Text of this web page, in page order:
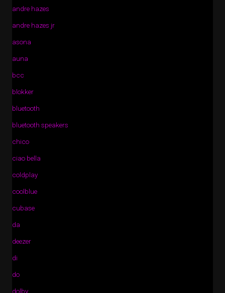
andre hazes
andre hazes jr
asona
auna
bcc
blokker
bluetooth
bluetooth speakers
chico
ciao bella
coldplay
coolblue
cubase
da
deezer
di
do
dolby